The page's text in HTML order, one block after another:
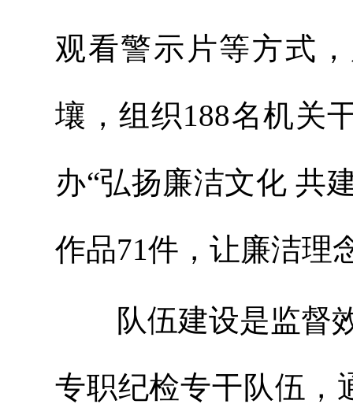
观看警示片等方式
壤，组织188名机关
办“弘扬廉洁文化 共
作品71件，让廉洁理
队伍建设是监督效
专职纪检专干队伍，